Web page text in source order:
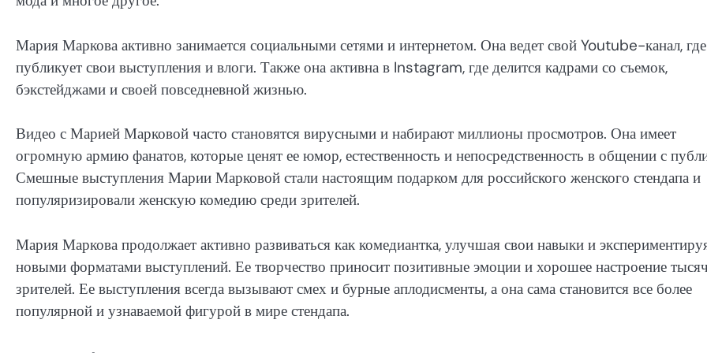
Мария Маркова активно занимается социальными сетями и интернетом. Она ведет свой Youtube-канал, где
публикует свои выступления и влоги. Также она активна в Instagram, где делится кадрами со съемок,
бэкстейджами и своей повседневной жизнью.
Видео с Марией Марковой часто становятся вирусными и набирают миллионы просмотров. Она имеет
огромную армию фанатов, которые ценят ее юмор, естественность и непосредственность в общении с
Смешные выступления Марии Марковой стали настоящим подарком для российского женского стендапа и
популяризировали женскую комедию среди зрителей.
Мария Маркова продолжает активно развиваться как комедиантка, улучшая свои навыки и
новыми форматами выступлений. Ее творчество приносит позитивные эмоции и хорошее настроение
зрителей. Ее выступления всегда вызывают смех и бурные аплодисменты, а она сама становится все более
популярной и узнаваемой фигурой в мире стендапа.